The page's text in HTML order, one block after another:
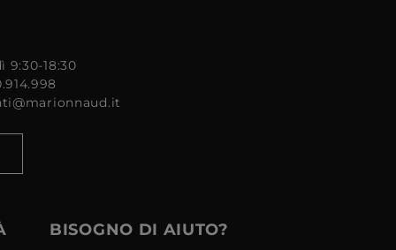
9:30-18:30
BISOGNO DI AIUTO?